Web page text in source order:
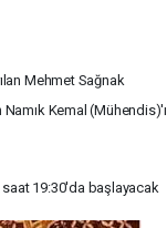
Mehmet Sağnak
Kemal (Mühendis)'ı
19:30'da başlayacak